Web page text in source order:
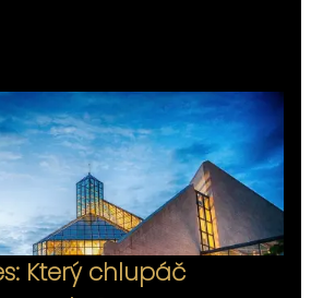
Který chlupáč